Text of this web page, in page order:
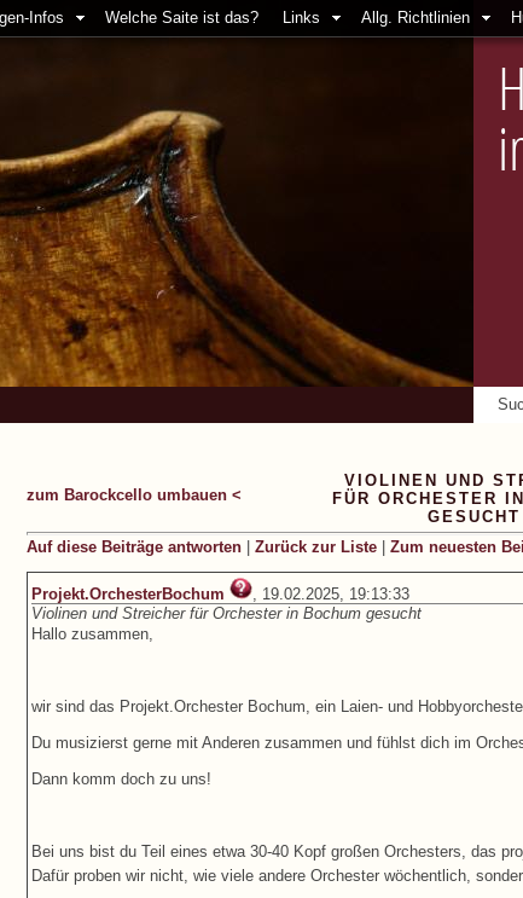
Infos Welche Saite ist das? Links Allg. Richtlinien
zum Barockcello umbauen <
VIOLINEN UND
FÜR ORCHESTER
GESUCHT
Auf diese Beiträge antworten Zurück zur Liste Zum neuesten
Projekt.OrchesterBochum
, 19.02.2025, 19:13:33
Violinen und Streicher für Orchester in Bochum gesucht
Hallo zusammen,
wir sind das Projekt.Orchester Bochum, ein Laien- und
Du musizierst gerne mit Anderen zusammen und fühlst dich im
Dann komm doch zu uns!
Bei uns bist du Teil eines etwa 30-40 Kopf großen Orchesters, das
Dafür proben wir nicht, wie viele andere Orchester wöchentlich,